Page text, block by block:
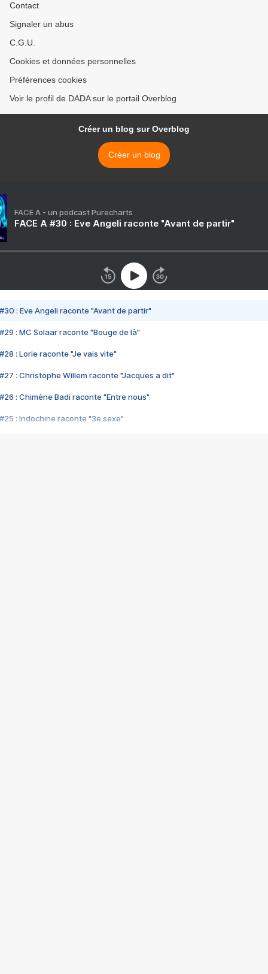
Contact
Signaler un abus
C.G.U.
Cookies et données personnelles
Préférences cookies
Voir le profil de DADA sur le portail Overblog
Créer un blog sur Overblog
Créer un blog
FACE A - un podcast Purecharts
FACE A #30 : Eve Angeli raconte "Avant de partir"
#30 : Eve Angeli raconte "Avant de partir"
#29 : MC Solaar raconte "Bouge de là"
#28 : Lorie raconte "Je vais vite"
#27 : Christophe Willem raconte "Jacques a dit"
#26 : Chimène Badi raconte "Entre nous"
#25 : Indochine raconte "3e sexe"